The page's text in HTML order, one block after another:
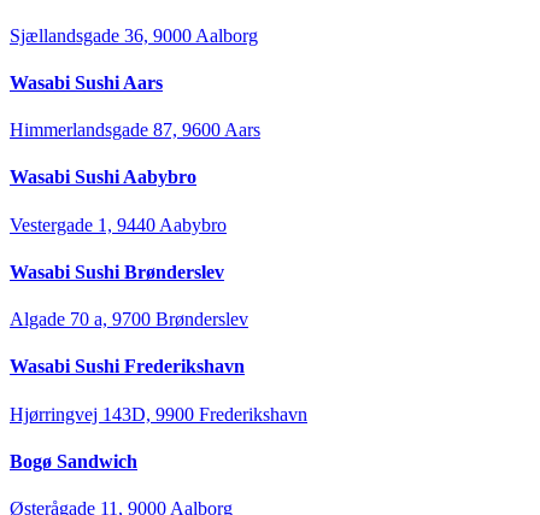
Sjællandsgade 36, 9000 Aalborg
Wasabi Sushi Aars
Himmerlandsgade 87, 9600 Aars
Wasabi Sushi Aabybro
Vestergade 1, 9440 Aabybro
Wasabi Sushi Brønderslev
Algade 70 a, 9700 Brønderslev
Wasabi Sushi Frederikshavn
Hjørringvej 143D, 9900 Frederikshavn
Bogø Sandwich
Østerågade 11, 9000 Aalborg